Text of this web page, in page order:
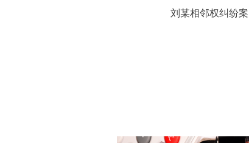
刘某相邻权纠纷